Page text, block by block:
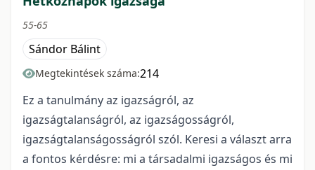
55-65
Sándor Bálint
Megtekintések száma:214
Ez a tanulmány az igazságról, az
igazságtalanságról, az igazságosságról,
igazságtalanságosságról szól. Keresi a választ arra
a fontos kérdésre: mi a társadalmi igazságos és mi